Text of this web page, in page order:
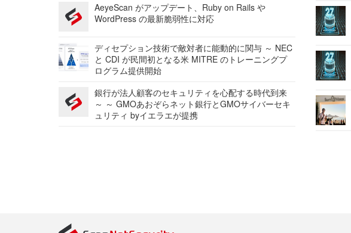
AeyeScan がアップデート、Ruby on Rails や
WordPress の最新脆弱性に対応
ディセプション技術で敵対者に能動的に関与 ～ NEC
と CDI が民間初となる米 MITRE のトレーニングプ
ログラム提供開始
銀行が法人顧客のセキュリティを心配する時代到来
～ ～ GMOあおぞらネット銀行とGMOサイバーセキ
ュリティ byイエラエが提携